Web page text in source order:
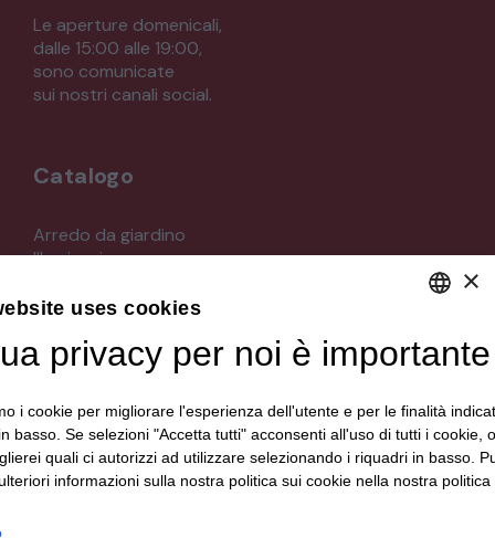
Le aperture domenicali,
dalle 15:00 alle 19:00,
sono comunicate
sui nostri canali social.
Catalogo
Arredo da giardino
Illuminazione
Mobili
Orologeria
Quadri stampe
Strumenti musicali e accessori
Tappeti e tessuti
Veicoli d'epoca
DEFAULT LANGUAGE
ITALIAN
×
uses cookies
privacy per noi è importante
i cookie per migliorare l'esperienza dell'utente e per le finalità
basso. Se selezioni "Accetta tutti" acconsenti all'uso di tutti i cookie,
quali ci autorizzi ad utilizzare selezionando i riquadri in basso.
informazioni sulla nostra politica sui cookie nella nostra politica